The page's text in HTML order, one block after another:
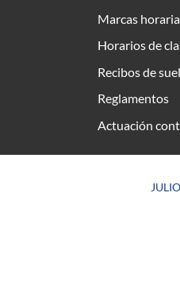
Marcas
Horarios de
Recibos de
Reglamentos
Actuación